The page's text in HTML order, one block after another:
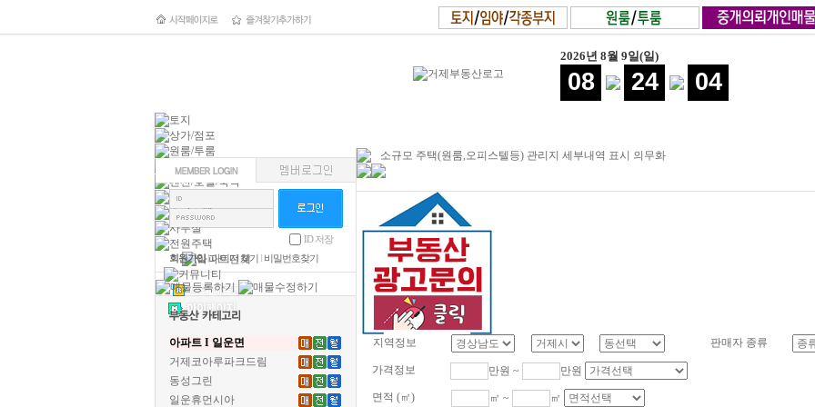
2026년 8월 9일(일)
08 24 05
ID 저장
회원가입l아이디 찾기 l 비밀번호찾기
아파트 I 일운면
거제코아루파크드림
동성그린
일운휴먼시아
소규모 주택(원룸,오피스텔등) 관리지 세부내역 표시 의무화
지역정보 판매자 종류
가격정보 만원 ~ 만원
면적 (㎡) ㎡ ~ ㎡